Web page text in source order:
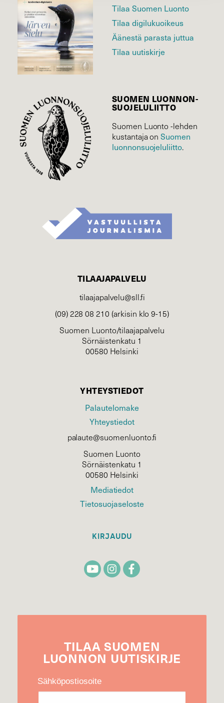
Tilaa Suomen Luonto
Tilaa digilukuoikeus
Äänestä parasta juttua
Tilaa uutiskirje
SUOMEN LUONNON­
SUOJELU­LIITTO
Suomen Luonto -lehden
kustantaja onSuomen
luonnonsuojelu­liitto.
TILAAJAPALVELU
tilaajapalvelu@sll.fi
(09) 228 08 210 (arkisin klo 9-15)
Suomen Luonto/tilaajapalvelu
Sörnäistenkatu 1
00580 Helsinki
YHTEYSTIEDOT
Palautelomake
Yhteystiedot
palaute@suomenluonto.fi
Suomen Luonto
Sörnäistenkatu 1
00580 Helsinki
Mediatiedot
Tietosuojaseloste
KIRJAUDU
TILAA SUOMEN
LUONNON UUTIS­KIRJE
Sähköpostiosoite